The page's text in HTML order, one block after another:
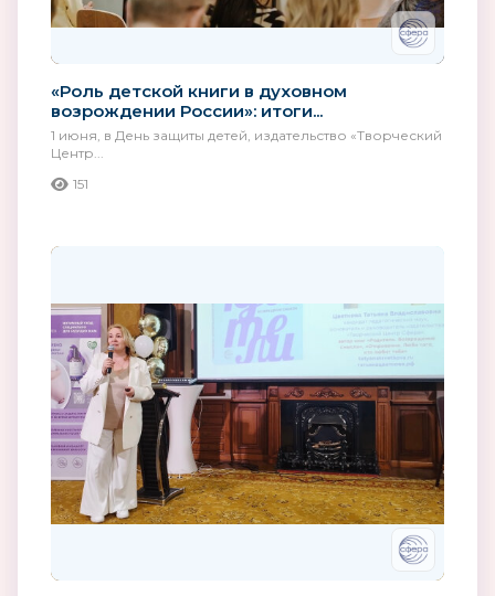
«Роль детской книги в духовном
возрождении России»: итоги...
1 июня, в День защиты детей, издательство «Творческий
Центр...
151